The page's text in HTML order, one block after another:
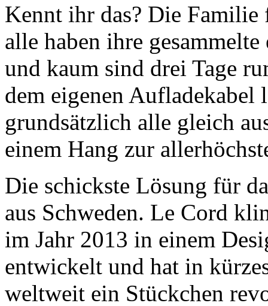
Kennt ihr das? Die Familie
alle haben ihre
und kaum sind drei Tage
dem eigenen Aufladekabel
grundsätzlich alle gleich
einem Hang zur
Die schickste Lösung für
aus Schweden. Le Cord
im Jahr 2013 in einem
entwickelt und hat in
weltweit ein Stückchen